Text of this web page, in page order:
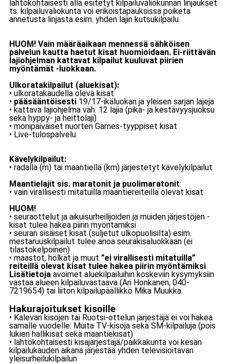
lähtökohtaisesti alla esitetyt kilpailuvaliokunnan linjaukset
ts. kilpailuvaliokunta voi erikoistapauksissa poiketa
annetusta linjasta esim. yhden lajin kutsukilpailu.
HUOM! Vain määräaikaan mennessä sähköisen
palvelun kautta haetut kisat huomioidaan. Ei-riittävän
lajiohjelman kattavat kilpailut kuuluvat piirien
myöntämät -luokkaan.
Ulkoratakilpailut (aluekisat):
• ulkoratakaudella oleva kisat
• pääsääntöisesti 19/17-ikäluokan ja yleisen sarjan lajeja
• kattava lajiohjelma väh. 12 lajia (pika- ja kestävyysjuoksu
sekä hyppy- ja heittolaji)
• monipäiväiset nuorten Games-tyyppiset kisat
• Live-tulospalvelu
Kävelykilpailut:
• radalla (m) tai maantiellä (km) järjestetyt kävelykilpailut
Maantielajit sis. maratonit ja puolimaratonit:
• vain virallisesti mitatuilla maantiereiteillä olevat kisat
HUOM!
• seuraottelut ja aikuisurheilijoiden ja muiden järjestöjen -
kisat tulee hakea piirin myöntämiksi
• seuran sisäiset kisat (suljetut ulkopuolisilta) esim.
mestaruuskilpailut tulee anoa seurakisaluokkaan (ei
tilastokelpoinen)
• maastot, hölkät ja muut”ei virallisesti mitatuilla”
reiteillä olevat kisat tulee hakea piirin myöntämiksi
Lisätietoja avoimet aluekilpailuihin koskeviin kysymyksiin
vastaa alueen kilpailuvastaava (Ari Honkanen, 040-
7219654) tai liiton kilpailupäällikkö Mika Muukka.
Hakurajoitukset kisoille
• Kalevan kisojen tai Ruotsi-ottelun järjestäjä ei voi hakea
samalle vuodelle: Muita TV-kisoja sekä SM-kilpailuja (pois
lukien hallikisat sekä maantiekisat)
• lähtökohtaisesti kisajärjestäjä/paikkakunta voi kesän
kilpailukauden aikana järjestää yhden televisioitavan
yleisurheilukilpailun